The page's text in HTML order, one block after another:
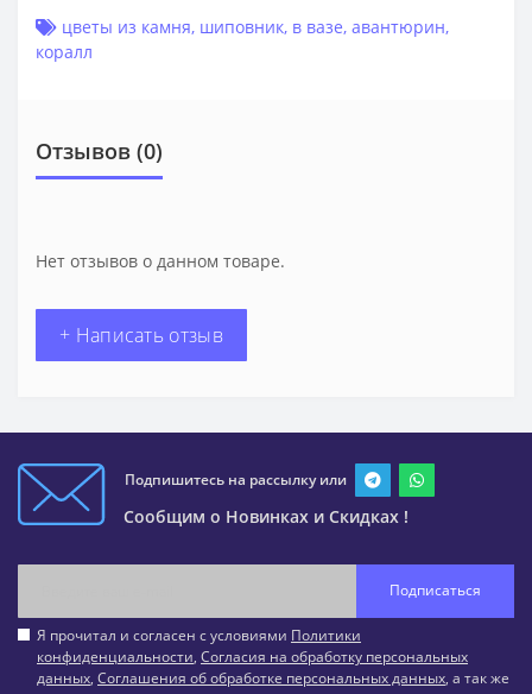
цветы из камня, шиповник, в вазе, авантюрин,
коралл
Отзывов (0)
Нет отзывов о данном товаре.
+ Написать отзыв
Подпишитесь на рассылку или
Сообщим о Новинках и Скидках !
Подписаться
Я прочитал и согласен с условиями Политики
конфиденциальности, Согласия на обработку персональных
данных, Соглашения об обработке персональных данных, а так же